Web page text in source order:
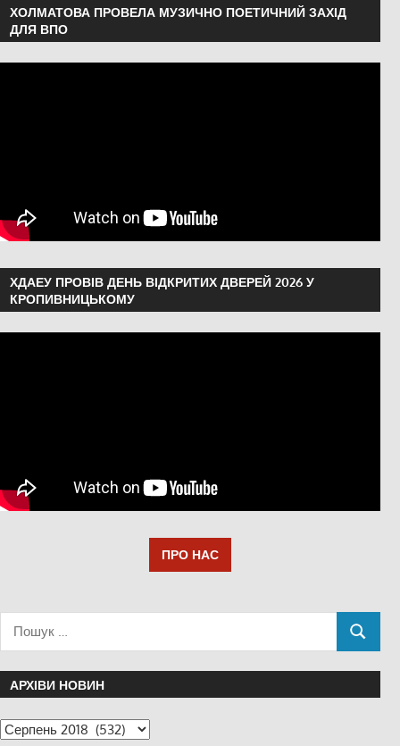
ХОЛМАТОВА ПРОВЕЛА МУЗИЧНО ПОЕТИЧНИЙ ЗАХІД
ДЛЯ ВПО
ХДАЕУ ПРОВІВ ДЕНЬ ВІДКРИТИХ ДВЕРЕЙ 2026 У
КРОПИВНИЦЬКОМУ
ПРО НАС
АРХІВИ НОВИН